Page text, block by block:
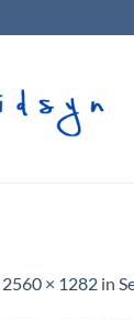
2560 × 1282 in